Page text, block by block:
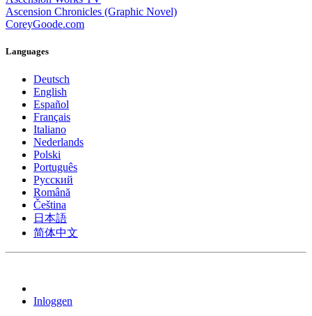
Ascension Chronicles (Graphic Novel)
CoreyGoode.com
Languages
Deutsch
English
Español
Français
Italiano
Nederlands
Polski
Português
Pусский
Română
Čeština
日本語
简体中文
Inloggen